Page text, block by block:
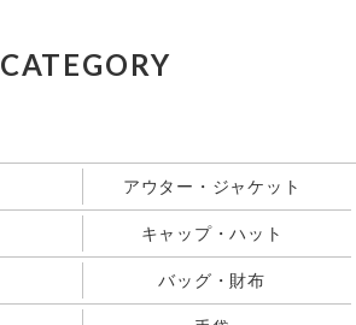
CATEGORY
アウター・ジャケット
キャップ・ハット
バッグ・財布